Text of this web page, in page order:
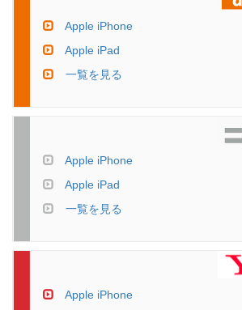
Apple iPhone
Apple iPad
一覧を見る
Apple iPhone
Apple iPad
一覧を見る
Apple iPhone